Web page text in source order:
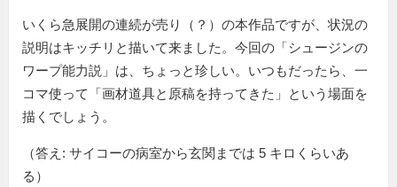
いくら急展開の連続が売り（？）の本作品ですが、状況の
説明はキッチリと描いて来ました。今回の「シュージンの
ワープ能力説」は、ちょっと珍しい。いつもだったら、一
コマ使って「画材道具と原稿を持ってきた」という場面を
描くでしょう。
（答え: サイコーの病室から玄関までは 5 キロくらいあ
る）